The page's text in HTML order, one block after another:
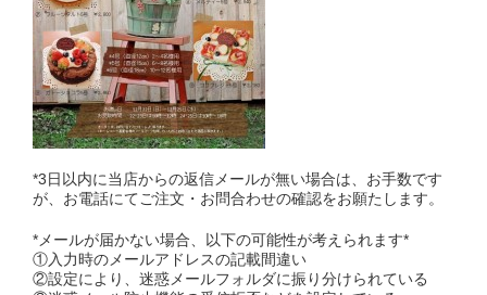
*3日以内に当店からの返信メールが無い場合は、お手数です
が、お電話にてご注文・お問合わせの確認をお願たします。
*メールが届かない場合、以下の可能性が考えられます*
①入力時のメールアドレスの記載間違い
②設定により、迷惑メールフォルダに振り分けられている